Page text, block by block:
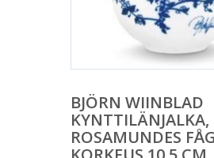
BJÖRN WIINBLAD
KYNTTILÄNJALKA,
ROSAMUNDES